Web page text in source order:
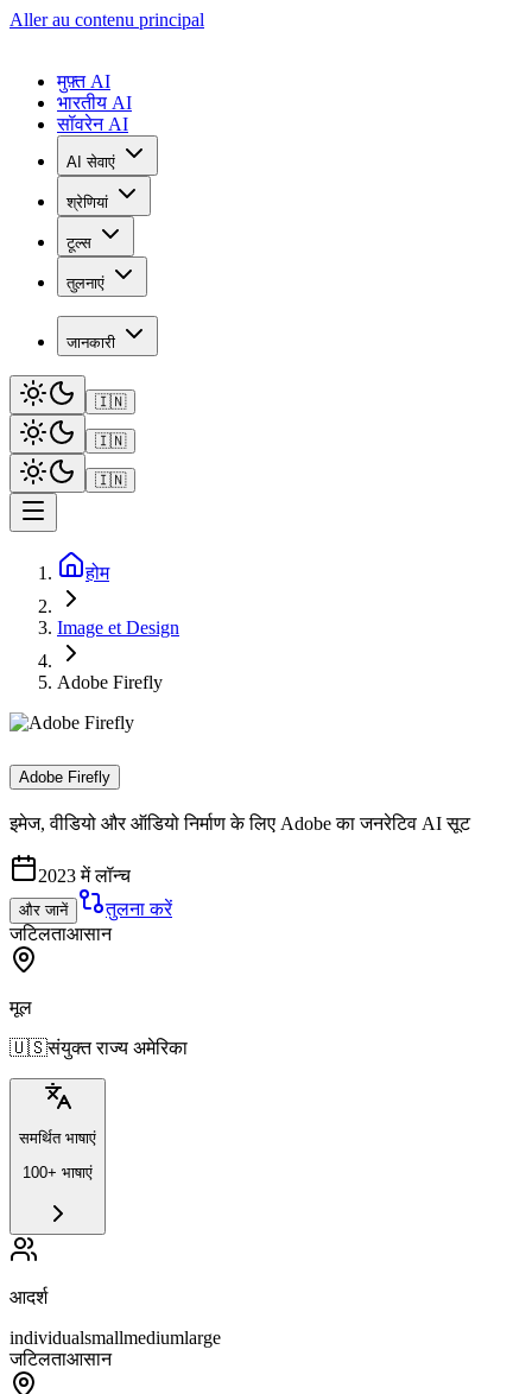
Aller au contenu principal
मुफ़्त AI
भारतीय AI
सॉवरेन AI
AI सेवाएं
श्रेणियां
टूल्स
तुलनाएं
जानकारी
🇮🇳
🇮🇳
🇮🇳
होम
Image et Design
Adobe Firefly
Adobe Firefly
इमेज, वीडियो और ऑडियो निर्माण के लिए Adobe का जनरेटिव AI सूट
2023 में लॉन्च
और जानें
तुलना करें
जटिलताआसान
मूल
🇺🇸संयुक्त राज्य अमेरिका
समर्थित भाषाएं
100+ भाषाएं
आदर्श
individualsmallmediumlarge
जटिलताआसान